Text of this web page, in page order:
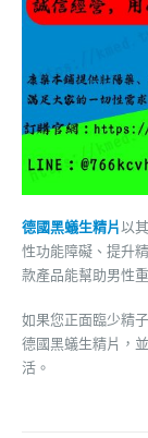
德國黑蟻生精片以
性功能障礙、提升
款產品能幫助男性
如果您正面臨少精
德國黑蟻生精片，
活。